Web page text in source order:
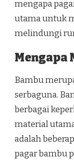
mengapa
utama untuk
melindungi
Mengapa
Bambu
serbaguna.
berbagai
material
adalah
pagar bambu